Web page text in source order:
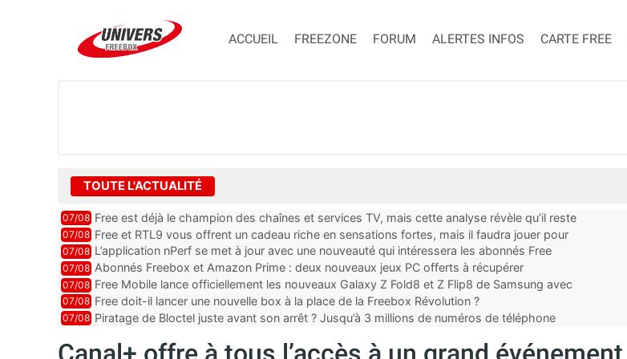
ACCUEIL FREEZONE FORUM ALERTES INFOS CARTE FREE
TOUTE L'ACTUALITÉ
07/08 Free est déjà le champion des chaînes et services TV, mais cette analyse révèle qu’il reste
encore au moin...
07/08 Free et RTL9 vous offrent un cadeau riche en sensations fortes, mais il faudra jouer pour
l’obtenir
07/08 L’application nPerf se met à jour avec une nouveauté qui intéressera les abonnés Free
Mobile, Orange, SFR ...
07/08 Abonnés Freebox et Amazon Prime : deux nouveaux jeux PC offerts à récupérer
07/08 Free Mobile lance officiellement les nouveaux Galaxy Z Fold8 et Z Flip8 de Samsung avec
des promos et des cadeaux
07/08 Free doit-il lancer une nouvelle box à la place de la Freebox Révolution ?
07/08 Piratage de Bloctel juste avant son arrêt ? Jusqu’à 3 millions de numéros de téléphone